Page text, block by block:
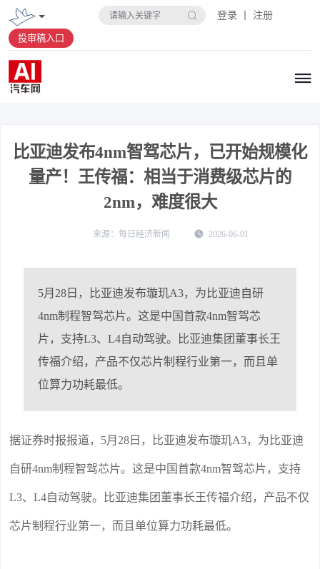
登录 丨 注册
投审稿入口
比亚迪发布4nm智驾芯片，已开始规模化
量产！王传福：相当于消费级芯片的
2nm，难度很大
每日经济新闻 2026-06-01
5月28日，比亚迪发布璇玑A3，为比亚迪自研
4nm制程智驾芯片。这是中国首款4nm智驾芯
片，支持L3、L4自动驾驶。比亚迪集团董事长王
传福介绍，产品不仅芯片制程行业第一，而且单
位算力功耗最低。
据证券时报报道， 5月28日，比亚迪发布璇玑A3，为比亚迪
自研4nm制程智驾芯片。这是中国首款4nm智驾芯片，支持
L3、L4自动驾驶。 比亚迪集团董事长王传福介绍，产品不仅
芯片制程行业第一，而且单位算力功耗最低。